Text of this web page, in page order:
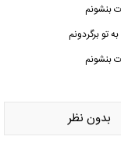
بنشونم
تو برگردونم
بنشونم
بدون نظر